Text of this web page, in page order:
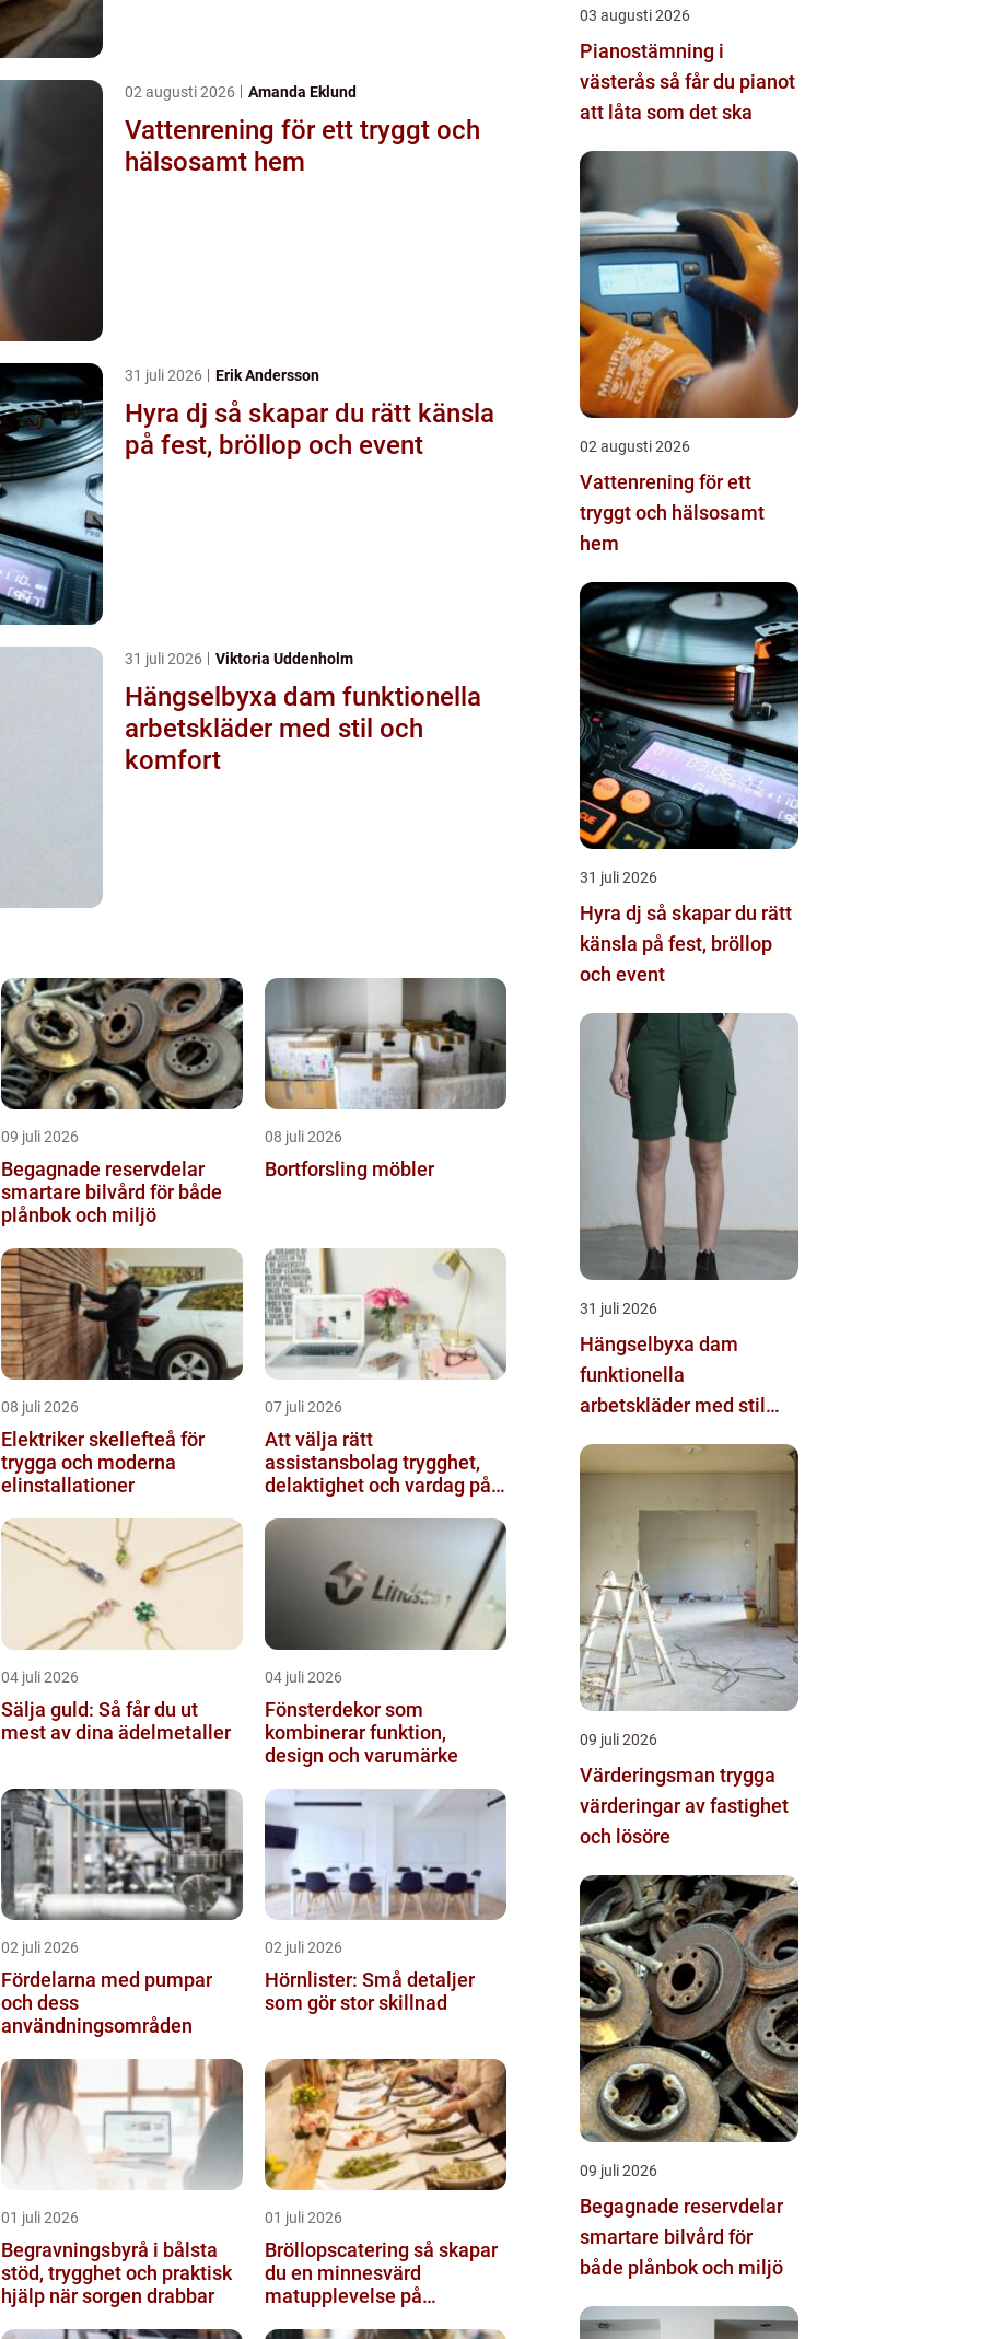
02 augusti 2026 Amanda Eklund
Vattenrening för ett tryggt och
hälsosamt hem
31 juli 2026 Erik Andersson
Hyra dj så skapar du rätt känsla
på fest, bröllop och event
31 juli 2026 Viktoria Uddenholm
Hängselbyxa dam funktionella
arbetskläder med stil och
komfort
09 juli 2026
Begagnade reservdelar
smartare bilvård för både
plånbok och miljö
08 juli 2026
Bortforsling möbler
08 juli 2026
Elektriker skellefteå för
trygga och moderna
elinstallationer
07 juli 2026
Att välja rätt
assistansbolag trygghet,
delaktighet och vardag på
04 juli 2026
Sälja guld: Så får du ut
mest av dina ädelmetaller
04 juli 2026
Fönsterdekor som
kombinerar funktion,
design och varumärke
02 juli 2026
Fördelarna med pumpar
och dess
användningsområden
02 juli 2026
Hörnlister: Små detaljer
som gör stor skillnad
01 juli 2026
Begravningsbyrå i bålsta
stöd, trygghet och praktisk
hjälp när sorgen drabbar
01 juli 2026
Bröllopscatering så skapar
du en minnesvärd
matupplevelse på
03 augusti 2026
Pianostämning i
västerås så får du pianot
att låta som det ska
02 augusti 2026
Vattenrening för ett
tryggt och hälsosamt
hem
31 juli 2026
Hyra dj så skapar du rätt
känsla på fest, bröllop
och event
31 juli 2026
Hängselbyxa dam
funktionella
arbetskläder med stil
09 juli 2026
Värderingsman trygga
värderingar av fastighet
och lösöre
09 juli 2026
Begagnade reservdelar
smartare bilvård för
både plånbok och miljö